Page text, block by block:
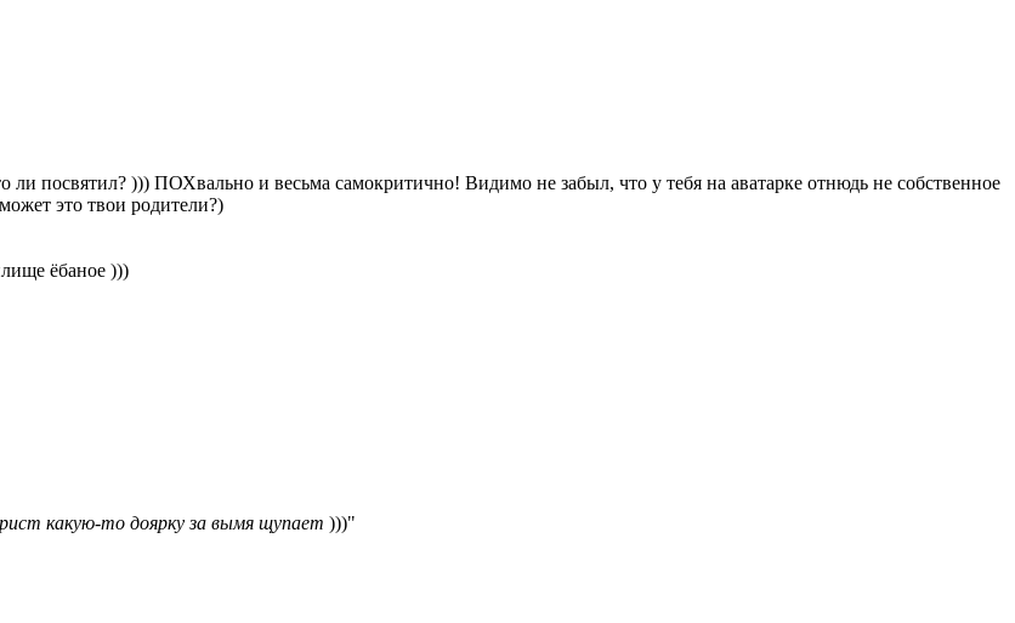
посвятил? ))) ПОХвально и весьма самокритично! Видимо не забыл, что у тебя на аватарке отнюдь не собственное
это твои родители?)
ёбаное )))
какую-то доярку за вымя щупает )))"